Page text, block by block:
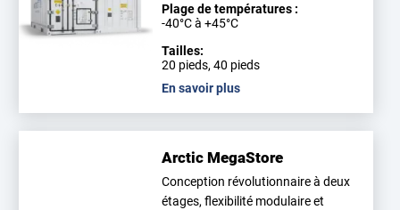
Plage de températures :
-40°C à +45°C
Tailles:
20 pieds, 40 pieds
En savoir plus
Arctic MegaStore
Conception révolutionnaire à deux
étages, flexibilité modulaire et